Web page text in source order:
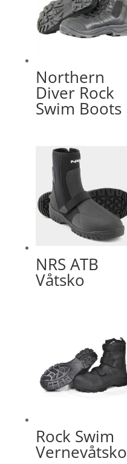
Northern
Diver Rock
Swim Boots
NRS ATB
Våtsko
Rock Swim
Vernevåtsko